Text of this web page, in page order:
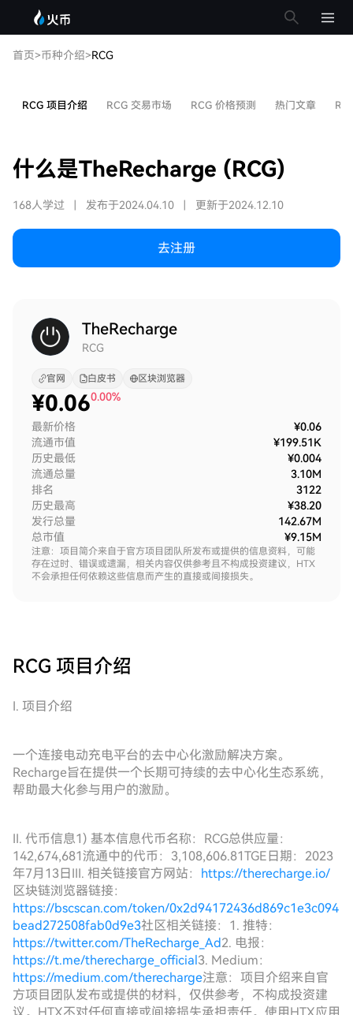
首页>币种介绍>RCG
RCG 项目介绍 RCG 交易市场 RCG 价格预测 热门文章
什么是TheRecharge (RCG)
168人学过 发布于2024.04.10 更新于2024.12.10
去注册
TheRecharge
RCG
官网 白皮书 区块浏览器
¥0.060.00%
最新价格
¥0.06
流通市值
¥199.51K
历史最低
¥0.004
流通总量
3.10M
排名
3122
历史最高
¥38.20
发行总量
142.67M
总市值
¥9.15M
注意：项目简介来自于官方项目团队所发布或提供的信息资料，可能
存在过时、错误或遗漏，相关内容仅供参考且不构成投资建议，HTX
不会承担任何依赖这些信息而产生的直接或间接损失。
RCG 项目介绍
I. 项目介绍
一个连接电动充电平台的去中心化激励解决方案。
Recharge旨在提供一个长期可持续的去中心化生态系统，
帮助最大化参与用户的激励。
II. 代币信息1) 基本信息代币名称：RCG总供应量：
142,674,681流通中的代币：3,108,606.81TGE日期：2023
年7月13日III. 相关链接官方网站： https://therecharge.io/
区块链浏览器链接：
https://bscscan.com/token/0x2d94172436d869c1e3c094
bead272508fab0d9e3社区相关链接： 1. 推特：
https://twitter.com/TheRecharge_Ad2. 电报：
https://t.me/therecharge_official3. Medium：
https://medium.com/therecharge注意：项目介绍来自官
方项目团队发布或提供的材料，仅供参考，不构成投资建